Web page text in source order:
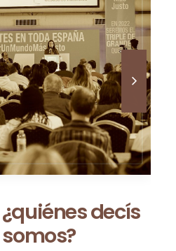
decís